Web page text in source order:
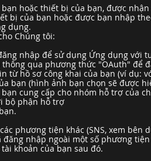
hoặc thiết bị của bạn, được
bị của bạn hoặc được bạn nhập
dụng.
Chúng tôi:
nhập để sử dụng Ứng dụng với
qua phương thức "OAuth" để
từ hồ sơ công khai của bạn (ví dụ:
bạn (hình ảnh bạn chọn sẽ được
cung cấp cho nhóm hỗ trợ của
bộ phận hỗ trợ
phương tiện khác (SNS, xem
nhập ngoài một số phương
khoản của bạn sau đó.